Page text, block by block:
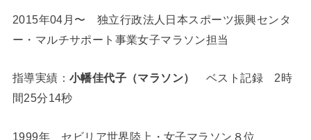
2015年04月〜 独立行政法人日本スポーツ振興センタ
ー・マルチサポート事業女子マラソン担当
指導実績： 小幡佳代子（マラソン） ベスト記録 2時
間25分14秒
1999年 セビリア世界陸上・女子マラソン８位